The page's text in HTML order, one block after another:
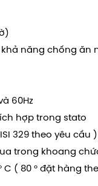
khả năng chống ăn
60Hz
hợp trong stato
329 theo yêu cầu )
trong khoang
C ( 80 ° đặt hàng